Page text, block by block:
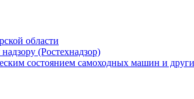
области
(Ростехнадзор)
состоянием самоходных машин и